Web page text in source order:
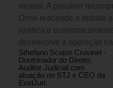
receita. A possível
Omie reacende o debate
jurídica e
desenvolve a operação
Sthefano Scalon Cruvinel -
Doutrinador do Direito,
Auditor Judicial com
atuação no STJ e CEO da
EvidJuri